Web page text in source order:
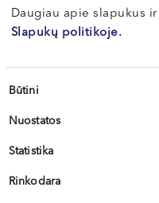
Daugiau apie slapukus
Slapukų politikoje.
Sutikimo
Būtini
Nuostatos
Statistika
Rinkodara
RINKŪNIENĖ
Kardiologė
LT , EN , RU
Vilnius, S. Žukausko g. 19